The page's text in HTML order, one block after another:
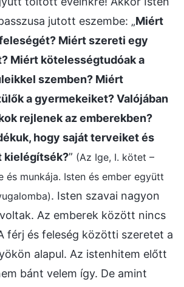
jutott eszembe: „Miért
Miért szereti egy
Miért kötelességtudóak a
szemben? Miért
a gyermekeiket? Valójában
rejlenek az emberekben?
hogy saját terveiket és
kielégítsék?” (Az Ige, I. kötet –
és munkája. Isten és ember együtt
. Isten szavai nagyon
Az emberek között nincs
férj és feleség közötti szeretet a
alapul. Az istenhitem előtt
bánt velem így. De amint